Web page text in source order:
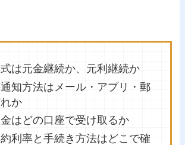
は元金継続か、元利継続か
知方法はメール・アプリ・郵
か
はどの口座で受け取るか
利率と手続き方法はどこで確